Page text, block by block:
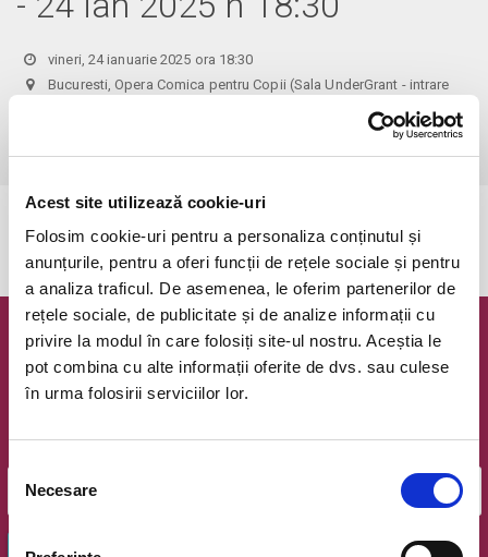
Acest site utilizează cookie-uri
Folosim cookie-uri pentru a personaliza conținutul și
anunțurile, pentru a oferi funcții de rețele sociale și pentru
a analiza traficul. De asemenea, le oferim partenerilor de
rețele sociale, de publicitate și de analize informații cu
privire la modul în care folosiți site-ul nostru. Aceștia le
pot combina cu alte informații oferite de dvs. sau culese
în urma folosirii serviciilor lor.
Selecția
consimțământului
Necesare
vineri, 24 ianuarie 2025 ora 18:30
Bucuresti, Opera Comica pentru Copii (Sala UnderGrant - intrare
Newsletter @ Bilete.ro
Oferte exclusive si o editie saptamanala cu cele mai noi
OK